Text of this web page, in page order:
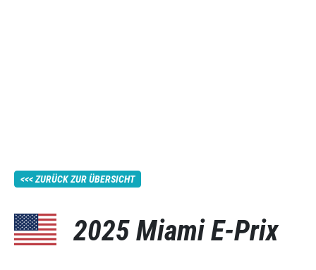
ZURÜCK ZUR ÜBERSICHT
2025 Miami E-Prix